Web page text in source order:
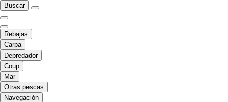
Buscar
Rebajas
Carpa
Depredador
Coup
Mar
Otras pescas
Navegación